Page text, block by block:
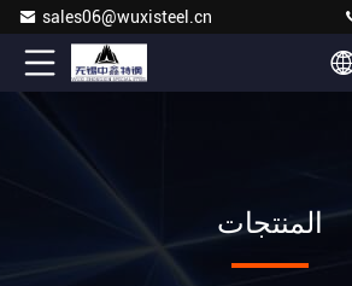
sales06@wuxisteel.cn
المنتجات